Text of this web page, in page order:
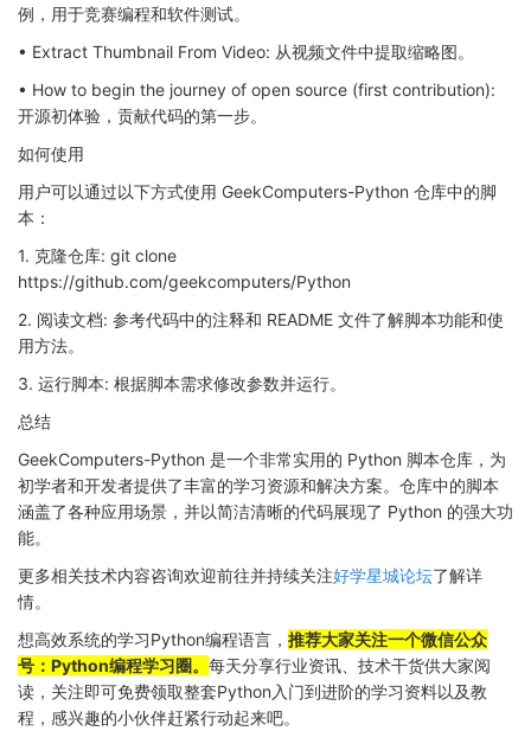
例，用于竞赛编程和软件测试。
• Extract Thumbnail From Video: 从视频文件中提取缩略图。
• How to begin the journey of open source (first contribution):
开源初体验，贡献代码的第一步。
如何使用
用户可以通过以下方式使用 GeekComputers-Python 仓库中的脚
本：
1. 克隆仓库: git clone
https://github.com/geekcomputers/Python
2. 阅读文档: 参考代码中的注释和 README 文件了解脚本功能和使
用方法。
3. 运行脚本: 根据脚本需求修改参数并运行。
总结
GeekComputers-Python 是一个非常实用的 Python 脚本仓库，为
初学者和开发者提供了丰富的学习资源和解决方案。仓库中的脚本
涵盖了各种应用场景，并以简洁清晰的代码展现了 Python 的强大功
能。
更多相关技术内容咨询欢迎前往并持续关注好学星城论坛了解详
情。
想高效系统的学习Python编程语言， 推荐大家关注一个微信公众
号：Python编程学习圈。 每天分享行业资讯、技术干货供大家阅
读，关注即可免费领取整套Python入门到进阶的学习资料以及教
程，感兴趣的小伙伴赶紧行动起来吧。